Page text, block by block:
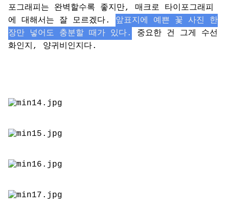
포그래피는 완벽할수록 좋지만, 매크로 타이포그래피
에 대해서는 잘 모르겠다. 앞표지에 예쁜 꽃 사진 한
장만 넣어도 충분할 때가 있다.
중요한 건 그게 수선
화인지, 양귀비인지다.